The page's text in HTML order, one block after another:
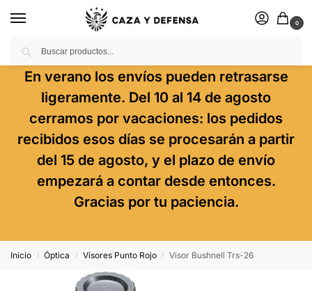
0
En verano los envíos pueden retrasarse
ligeramente. Del 10 al 14 de agosto
cerramos por vacaciones: los pedidos
recibidos esos días se procesarán a partir
del 15 de agosto, y el plazo de envío
empezará a contar desde entonces.
Gracias por tu paciencia.
Inicio / Óptica / Visores Punto Rojo / Visor Bushnell Trs-26